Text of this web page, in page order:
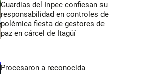
Guardias del Inpec confiesan su
responsabilidad en controles de
polémica fiesta de gestores de
paz en cárcel de Itagüí
Procesaron a reconocida